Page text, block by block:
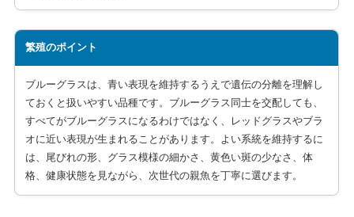
繁殖のポイント
ブルーグラスは、青い表現を維持するうえで遺伝の分離を理解し
ておくと扱いやすい品種です。ブルーグラス同士を交配しても、
すべてがブルーグラスになるわけではなく、レッドグラスやブラ
オに近い表現が生まれることがあります。よい系統を維持するに
は、尾びれの形、グラス模様の細かさ、黄色い斑の少なさ、体
格、健康状態を見ながら、次世代の親魚を丁寧に選びます。